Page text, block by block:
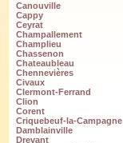
Canouville
Cappy
Ceyrat
Champallement
Champlieu
Chassenon
Chateaubleau
Chennevières
Civaux
Clermont-Ferrand
Clion
Corent
Criquebeuf-la-Campagne
Damblainville
Drevant